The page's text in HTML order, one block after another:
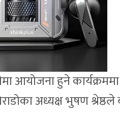
आयोजना हुने
अध्यक्ष भुषण श्रेष्ठले